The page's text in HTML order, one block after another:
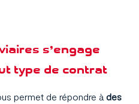
s’engage
type de contrat
permet de répondre àdes